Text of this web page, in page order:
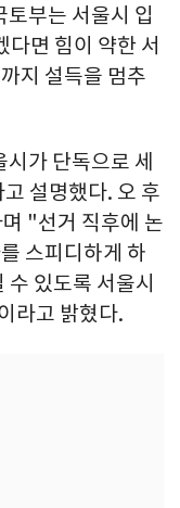
부는 서울시 입
면 힘이 약한 서
지 설득을 멈추
가 단독으로 세
설명했다. 오 후
"선거 직후에 논
스피디하게 하
있도록 서울시
라고 밝혔다.